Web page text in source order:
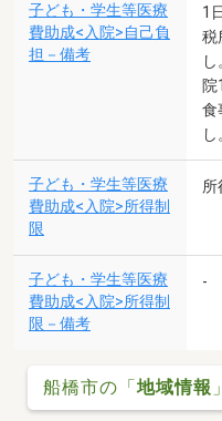
子ども・学生等医療
費助成<入院>自己負
担－備考
1
税
食
し
子ども・学生等医療
費助成<入院>所得制
限
所
子ども・学生等医療
費助成<入院>所得制
限－備考
-
船橋市の「地域情報